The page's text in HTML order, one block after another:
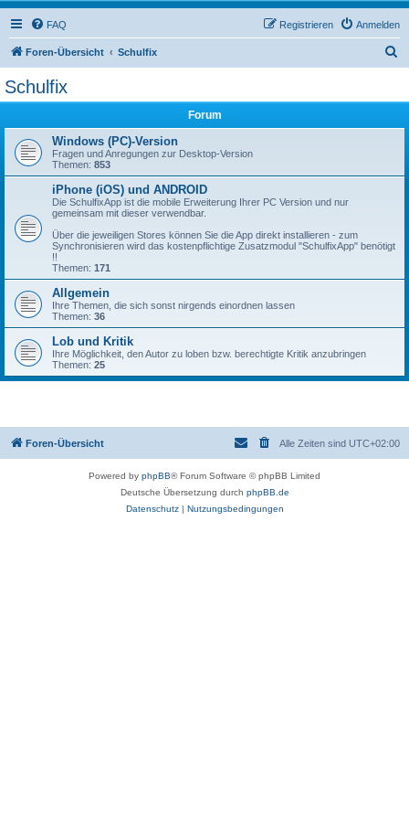
FAQ Anmelden
Registrieren
Foren-Übersicht Schulfix
Schulfix
Forum
Windows (PC)-Version
Fragen und Anregungen zur Desktop-Version
Themen: 853
iPhone (iOS) und ANDROID
Die SchulfixApp ist die mobile Erweiterung Ihrer PC Version und nur
gemeinsam mit dieser verwendbar.
Über die jeweiligen Stores können Sie die App direkt installieren - zum
Synchronisieren wird das kostenpflichtige Zusatzmodul "SchulfixApp" benötigt
!!
Themen: 171
Allgemein
Ihre Themen, die sich sonst nirgends einordnen lassen
Themen: 36
Lob und Kritik
Ihre Möglichkeit, den Autor zu loben bzw. berechtigte Kritik anzubringen
Themen: 25
Foren-Übersicht Alle Zeiten sind UTC+02:00
Powered by phpBB® Forum Software © phpBB Limited
Deutsche Übersetzung durch phpBB.de
Datenschutz| Nutzungsbedingungen